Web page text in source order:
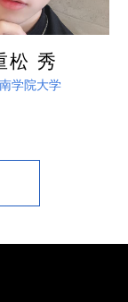
松 秀
学院大学